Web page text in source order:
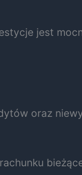
jest
oraz